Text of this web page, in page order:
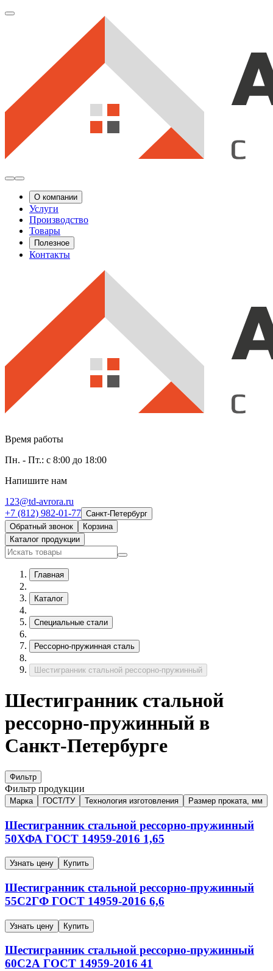
О компании
Услуги
Производство
Товары
Полезное
Контакты
Время работы
Пн. - Пт.: с 8:00 до 18:00
Напишите нам
123@td-avrora.ru
+7 (812) 982-01-77 Санкт-Петербург
Обратный звонок
Корзина
Каталог продукции
Главная
Каталог
Специальные стали
Рессорно-пружинная сталь
Шестигранник стальной рессорно-пружинный
Шестигранник стальной
рессорно-пружинный в
Санкт-Петербурге
Фильтр
Фильтр продукции
Марка ГОСТ/ТУ Технология изготовления Размер проката, мм
Шестигранник стальной рессорно-пружинный
50ХФА ГОСТ 14959-2016 1,65
Узнать цену Купить
Шестигранник стальной рессорно-пружинный
55С2ГФ ГОСТ 14959-2016 6,6
Узнать цену Купить
Шестигранник стальной рессорно-пружинный
60С2А ГОСТ 14959-2016 41